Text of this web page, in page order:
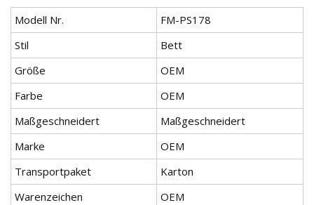
Modell Nr.
FM-PS178
Stil
Bett
Größe
OEM
Farbe
OEM
Maßgeschneidert
Maßgeschneidert
Marke
OEM
Transportpaket
Karton
Warenzeichen
OEM